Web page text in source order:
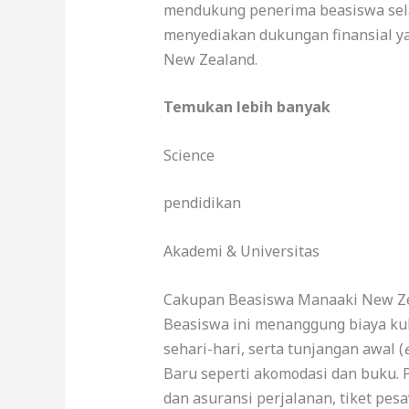
mendukung penerima beasiswa
menyediakan dukungan finansial
New Zealand.
Temukan lebih banyak
Science
pendidikan
Akademi & Universitas
Cakupan Beasiswa Manaaki New
Beasiswa ini menanggung biaya
sehari-hari, serta tunjangan awal (
Baru seperti akomodasi dan buku.
dan asuransi perjalanan, tiket